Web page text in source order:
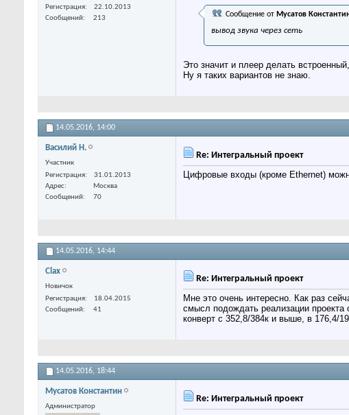
Регистрация
22.10.2013
Сообщений
213 Сообщение от Мусатов
вывод звука через сеть
Это значит и плеер делать
Ну я таких вариантов не знаю.
14.05.2016, 14:00
Василий Н.
Участник
Регистрация
31.01.2013
Адрес
Москва
Сообщений
70
Re: Интегральный проект
Цифровые входы (кроме Ethernet)
14.05.2016, 14:44
Clax
Новичок
Регистрация
18.04.2015
Сообщений
41
Re: Интегральный проект
Мне это очень интересно. Как раз
смысл подождать реализации
конверт с 352,8/384к и выше, в 176,4/
14.05.2016, 18:44
Мусатов Константин
Администратор
Re: Интегральный проект